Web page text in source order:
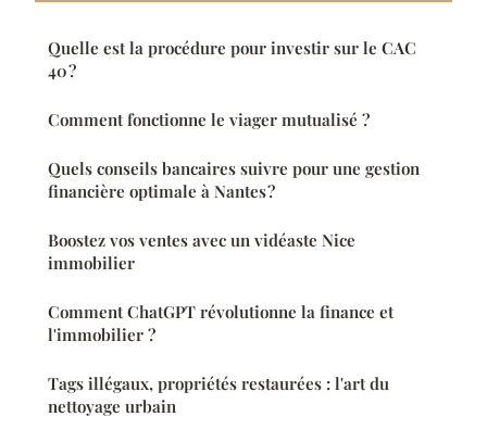
Quelle est la procédure pour investir sur le CAC
40 ?
Comment fonctionne le viager mutualisé ?
Quels conseils bancaires suivre pour une gestion
financière optimale à Nantes ?
Boostez vos ventes avec un vidéaste Nice
immobilier
Comment ChatGPT révolutionne la finance et
l'immobilier ?
Tags illégaux, propriétés restaurées : l'art du
nettoyage urbain